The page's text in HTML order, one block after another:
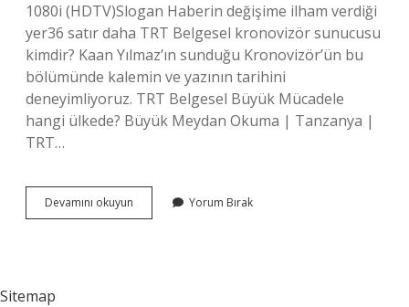
1080i (HDTV)Slogan Haberin değişime ilham verdiği
yer36 satır daha TRT Belgesel kronovizör sunucusu
kimdir? Kaan Yılmaz’ın sunduğu Kronovizör’ün bu
bölümünde kalemin ve yazının tarihini
deneyimliyoruz. TRT Belgesel Büyük Mücadele
hangi ülkede? Büyük Meydan Okuma | Tanzanya |
TRT…
Devamını okuyun
Belgesel
Yorum Bırak
Sitemap